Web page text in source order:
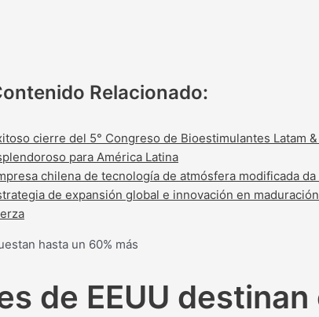
Relacionado:
cierre del 5° Congreso de Bioestimulantes Latam
para América Latina
chilena de tecnología de atmósfera modificada
de expansión global e innovación en
hasta un 60% más
de EEUU destinan